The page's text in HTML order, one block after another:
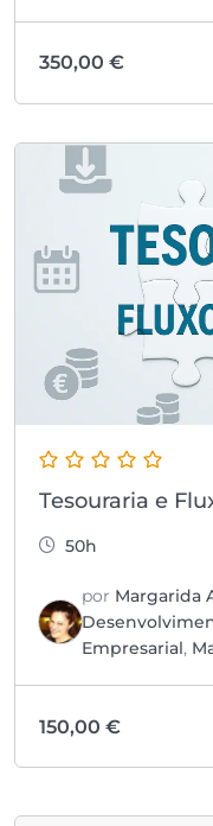
350,00 €
Tesouraria e
50h
por Margarida
Empresarial,
150,00 €